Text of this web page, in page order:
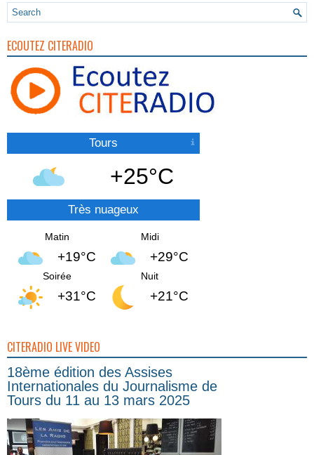
ECOUTEZ CITERADIO
Tours
+25°C
Très nuageux
Matin
+19°C
Midi
+29°C
Soirée
+31°C
Nuit
+21°C
CITERADIO LIVE VIDEO
18ème édition des Assises
Internationales du Journalisme de
Tours du 11 au 13 mars 2025